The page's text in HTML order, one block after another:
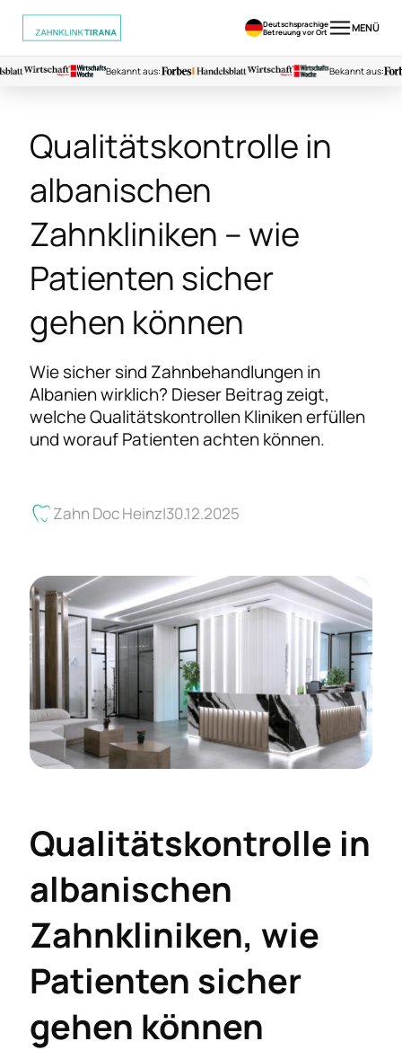
Deutschsprachige
Betreuung vor Ort
MENÜ
Bekannt aus: Bekannt aus:
Qualitätskontrolle in
albanischen
Zahnkliniken – wie
Patienten sicher
gehen können
Wie sicher sind Zahnbehandlungen in
Albanien wirklich? Dieser Beitrag zeigt,
welche Qualitätskontrollen Kliniken erfüllen
und worauf Patienten achten können.
Zahn Doc Heinz 30.12.2025
Qualitätskontrolle in
albanischen
Zahnkliniken, wie
Patienten sicher
gehen können